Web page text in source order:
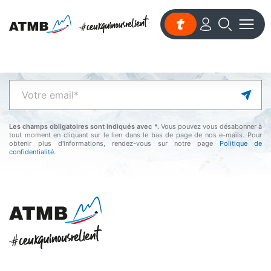
Les champs obligatoires sont indiqués avec *.Vous pouvez vous désabonner à
tout moment en cliquant sur le lien dans le bas de page de nos e-mails. Pour
obtenir plus d'informations, rendez-vous sur notre page Politique de
confidentialité.